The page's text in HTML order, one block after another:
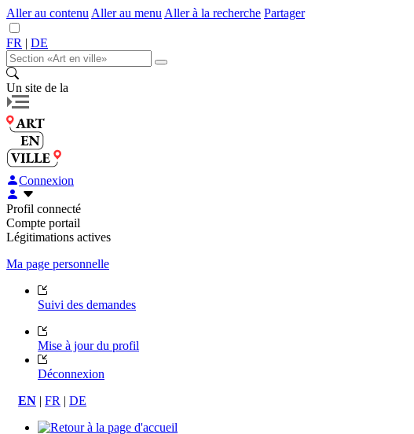
Aller au contenu Aller au menu Aller à la recherche Partager
FR | DE
Un site de la
Connexion
Profil connecté
Compte portail
Légitimations actives
Ma page personnelle
Suivi des demandes
Mise à jour du profil
Déconnexion
EN | FR | DE